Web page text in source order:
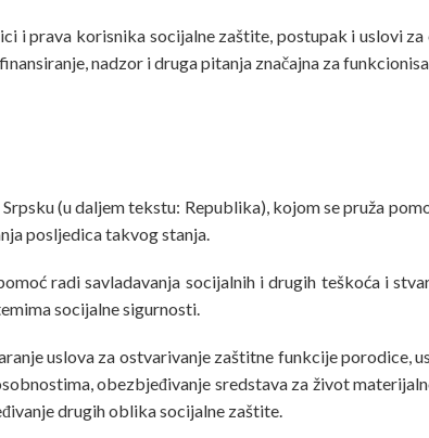
i prava korisnika socijalne zaštite, postupak i uslovi
nadzor i druga pitanja značajna za
(u daljem tekstu: Republika), kojom se pruža
posljedica takvog stanja.
radi savladavanja socijalnih i drugih teškoća i
socijalne sigurnosti.
uslova za ostvarivanje zaštitne funkcije porodice,
obezbjeđivanje sredstava za život
drugih oblika socijalne zaštite.